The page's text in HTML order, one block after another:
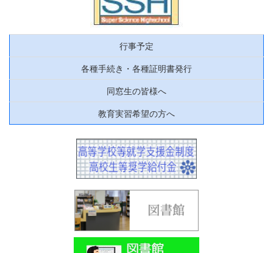
行事予定
各種手続き・各種証明書発行
同窓生の皆様へ
教育実習希望の方へ